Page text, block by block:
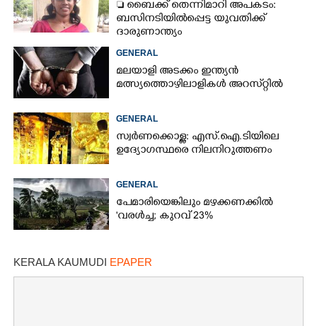
 ബൈക്ക് തെന്നിമാറി അപകടം:
ബസിനടിയിൽപ്പെട്ട യുവതിക്ക്
ദാരുണാന്ത്യം
GENERAL
മലയാളി അടക്കം ഇന്ത്യൻ
മത്സ്യത്തൊഴിലാളികൾ അറസ്‌റ്റിൽ
GENERAL
സ്വർണക്കൊള്ള: എസ്.ഐ.ടിയിലെ
ഉദ്യോഗസ്ഥരെ നിലനിറുത്തണം
GENERAL
പേമാരിയെങ്കിലും മഴക്കണക്കിൽ
'വരൾച്ച; കുറവ് 23%
KERALA KAUMUDI EPAPER